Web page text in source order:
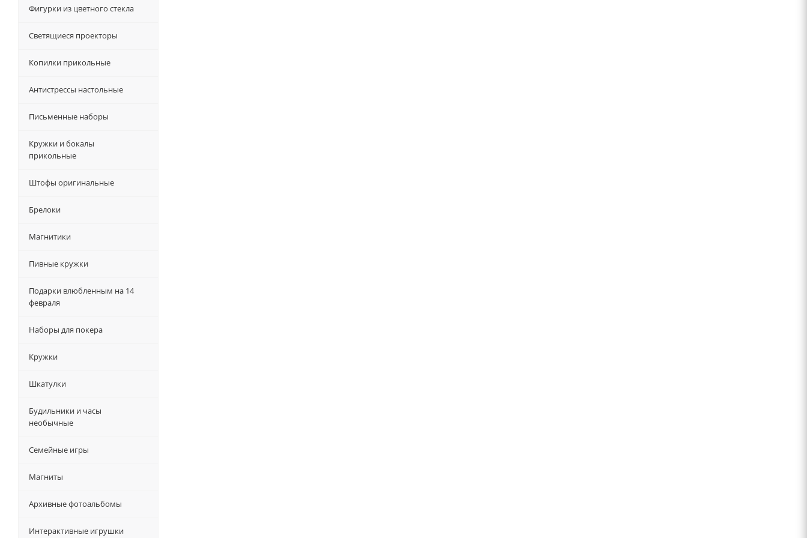
Фигурки из цветного стекла
Светящиеся проекторы
Копилки прикольные
Антистрессы настольные
Письменные наборы
Кружки и бокалы
прикольные
Штофы оригинальные
Брелоки
Магнитики
Пивные кружки
Подарки влюбленным на 14
февраля
Наборы для покера
Кружки
Шкатулки
Будильники и часы
необычные
Семейные игры
Магниты
Архивные фотоальбомы
Интерактивные игрушки